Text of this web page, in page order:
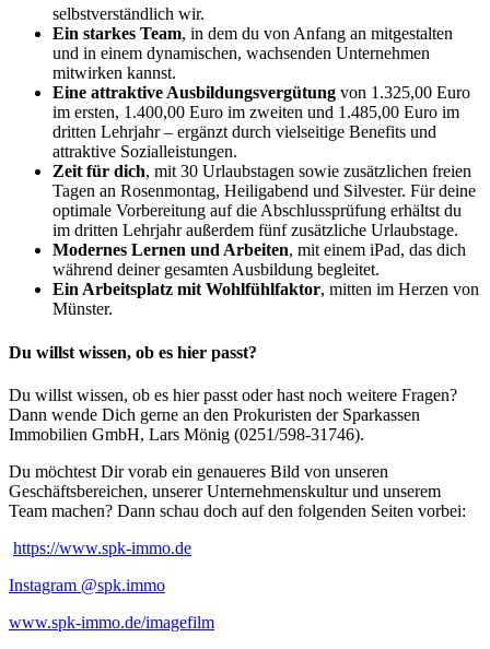
selbstverständlich wir.
Ein starkes Team, in dem du von Anfang an mitgestalten
und in einem dynamischen, wachsenden Unternehmen
mitwirken kannst.
Eine attraktive Ausbildungsvergütung von 1.325,00 Euro
im ersten, 1.400,00 Euro im zweiten und 1.485,00 Euro im
dritten Lehrjahr – ergänzt durch vielseitige Benefits und
attraktive Sozialleistungen.
Zeit für dich, mit 30 Urlaubstagen sowie zusätzlichen freien
Tagen an Rosenmontag, Heiligabend und Silvester. Für deine
optimale Vorbereitung auf die Abschlussprüfung erhältst du
im dritten Lehrjahr außerdem fünf zusätzliche Urlaubstage.
Modernes Lernen und Arbeiten, mit einem iPad, das dich
während deiner gesamten Ausbildung begleitet.
Ein Arbeitsplatz mit Wohlfühlfaktor, mitten im Herzen von
Münster.
Du willst wissen, ob es hier passt?
Du willst wissen, ob es hier passt oder hast noch weitere Fragen?
Dann wende Dich gerne an den Prokuristen der Sparkassen
Immobilien GmbH, Lars Mönig (0251/598-31746).
Du möchtest Dir vorab ein genaueres Bild von unseren
Geschäftsbereichen, unserer Unternehmenskultur und unserem
Team machen? Dann schau doch auf den folgenden Seiten vorbei:
https://www.spk-immo.de
Instagram @spk.immo
www.spk-immo.de/imagefilm